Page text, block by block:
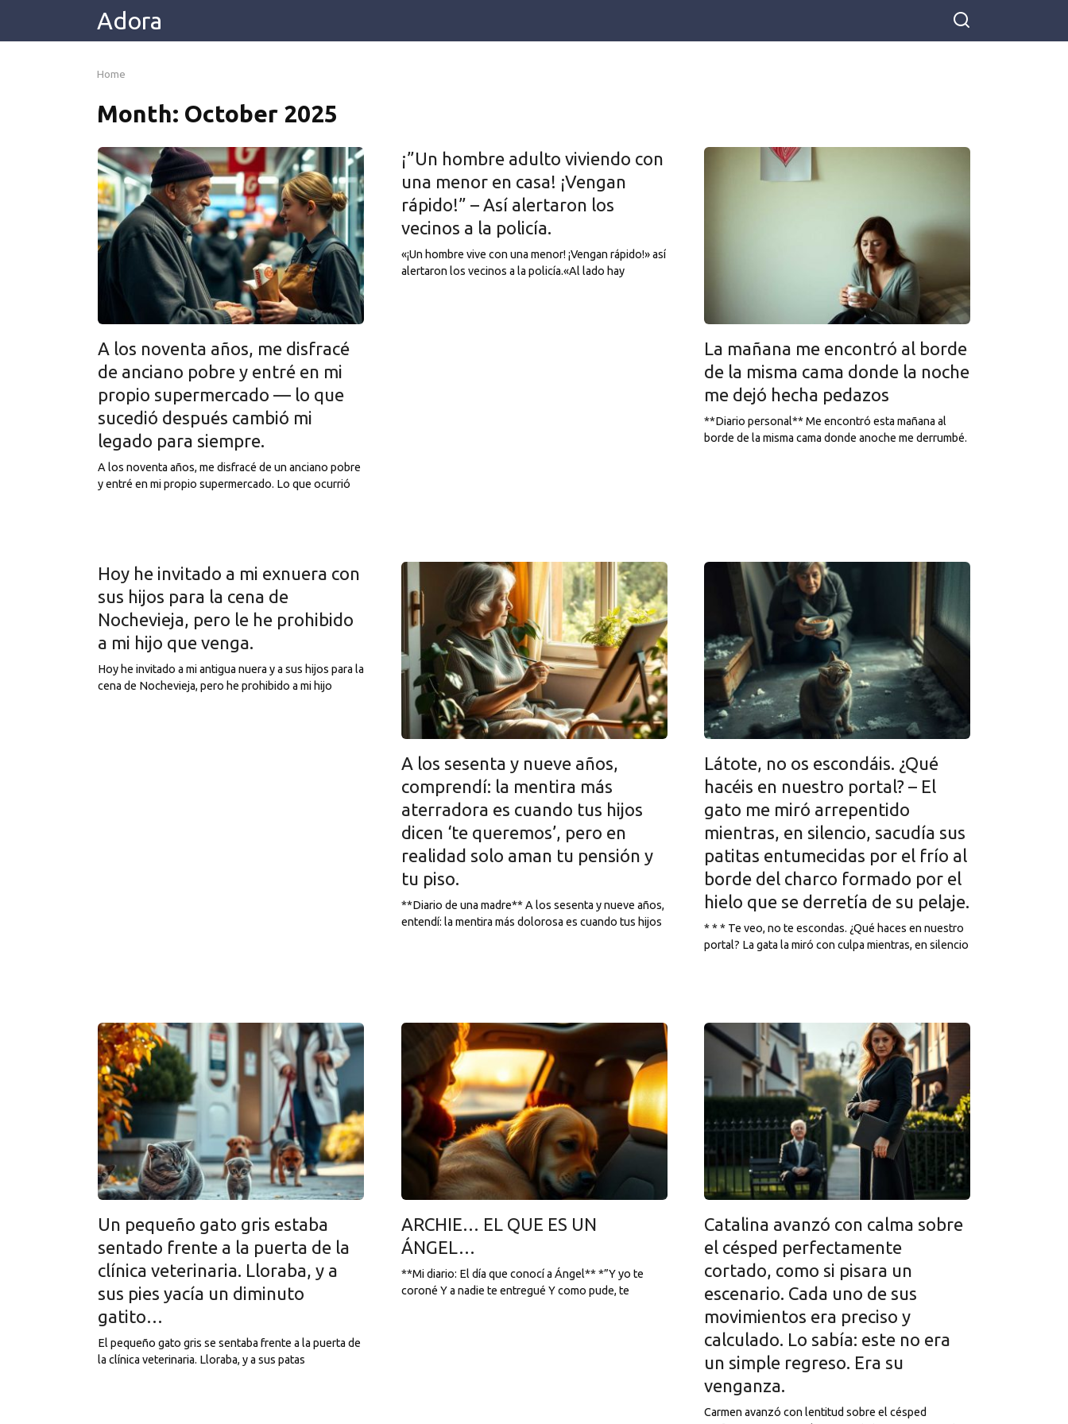
Adora
Home
Month: October 2025
A los noventa años, me disfracé
de anciano pobre y entré en mi
propio supermercado — lo que
sucedió después cambió mi
legado para siempre.
A los noventa años, me disfracé de un anciano pobre
y entré en mi propio supermercado. Lo que ocurrió
¡”Un hombre adulto viviendo con
una menor en casa! ¡Vengan
rápido!” – Así alertaron los
vecinos a la policía.
«¡Un hombre vive con una menor! ¡Vengan rápido!» así
alertaron los vecinos a la policía.«Al lado hay
La mañana me encontró al borde
de la misma cama donde la noche
me dejó hecha pedazos
**Diario personal** Me encontró esta mañana al
borde de la misma cama donde anoche me derrumbé.
Hoy he invitado a mi exnuera con
sus hijos para la cena de
Nochevieja, pero le he prohibido
a mi hijo que venga.
Hoy he invitado a mi antigua nuera y a sus hijos para la
cena de Nochevieja, pero he prohibido a mi hijo
A los sesenta y nueve años,
comprendí: la mentira más
aterradora es cuando tus hijos
dicen ‘te queremos’, pero en
realidad solo aman tu pensión y
tu piso.
**Diario de una madre** A los sesenta y nueve años,
entendí: la mentira más dolorosa es cuando tus hijos
Látote, no os escondáis. ¿Qué
hacéis en nuestro portal? – El
gato me miró arrepentido
mientras, en silencio, sacudía sus
patitas entumecidas por el frío al
borde del charco formado por el
hielo que se derretía de su pelaje.
* * * Te veo, no te escondas. ¿Qué haces en nuestro
portal? La gata la miró con culpa mientras, en silencio
Un pequeño gato gris estaba
sentado frente a la puerta de la
clínica veterinaria. Lloraba, y a
sus pies yacía un diminuto
gatito…
El pequeño gato gris se sentaba frente a la puerta de
la clínica veterinaria. Lloraba, y a sus patas
ARCHIE… EL QUE ES UN
ÁNGEL…
**Mi diario: El día que conocí a Ángel** *”Y yo te
coroné Y a nadie te entregué Y como pude, te
Catalina avanzó con calma sobre
el césped perfectamente
cortado, como si pisara un
escenario. Cada uno de sus
movimientos era preciso y
calculado. Lo sabía: este no era
un simple regreso. Era su
venganza.
Carmen avanzó con lentitud sobre el césped